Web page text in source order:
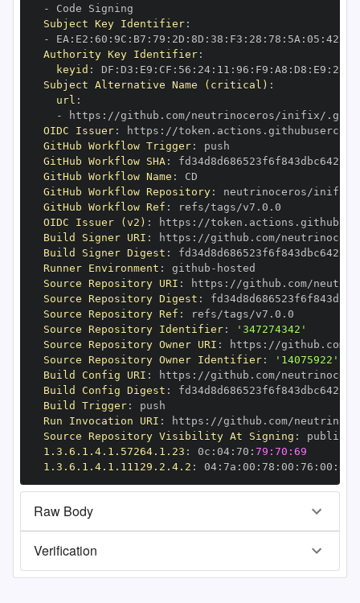
-
Subject Key Identifier:
-
EA : E2 : 60 : 9C : B7 : 79 : 2D : 8D : 38 : F3 : 28 : 78 : 5A : 05 : 42
Authority Key Identifier:
keyid : DF : D3 : E9 : CF : 56 : 24: 11 : 96 : F9 : A8 : D8 : E9 : 28
Subject Alternative Name (critical) :
url :
-
https :
OIDC Issuer: https :
GitHub Workflow Trigger:
GitHub Workflow SHA:
GitHub Workflow Name :
GitHub Workflow Repository:
GitHub Workflow Ref :
OIDC Issuer (v2) : https :
Build Signer URI : https :
Build Signer Digest :
Runner Environment : github -
Source Repository URI : https :
Source Repository Digest :
Source Repository Ref :
Source Repository Identifier:
'347274342'
Source Repository Owner URI : https :
Source Repository Owner Identifier:
'14075922'
Build Config URI : https :
Build Config Digest :
Build Trigger:
Run Invocation URI : https :
Source Repository Visibility At Signing :
1.3.6.1.4.1.57264.1.23 : 0c : 04: 70 : 79:70:69
1.3.6.1.4.1.11129.2.4.2 : 04: 7a : 00 : 78 : 00 : 76 : 00 : dd
Raw Body
Verification